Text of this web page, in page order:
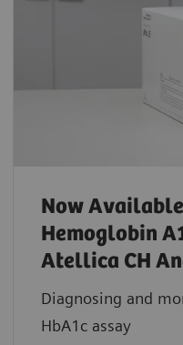
Now
Hemoglobin
Atellica CH
Diagnosing and
HbA1c assay